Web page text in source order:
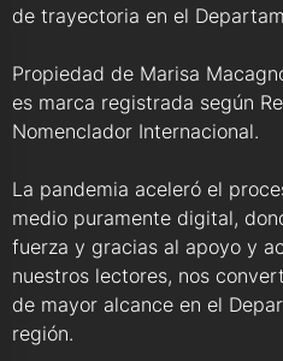
de trayectoria en el
Propiedad de Marisa
es marca registrada según
Nomenclador Internacional.
La pandemia aceleró el
medio puramente digital,
fuerza y gracias al apoyo y
nuestros lectores, nos
de mayor alcance en el
región.